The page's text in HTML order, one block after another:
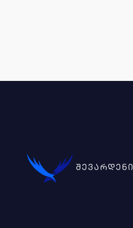
შევარდენი